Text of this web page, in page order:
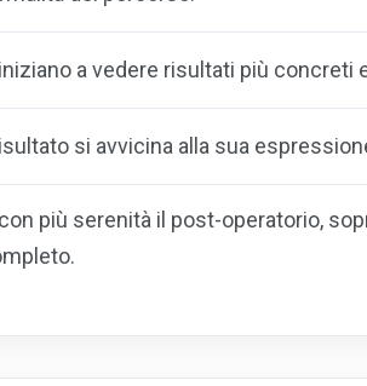
a vedere risultati più concreti
si avvicina alla sua
più serenità il post-operatorio,